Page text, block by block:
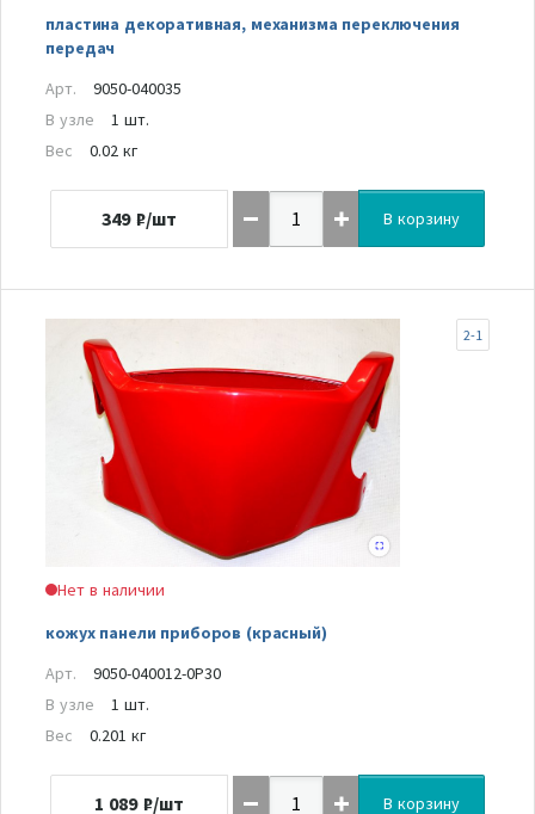
пластина декоративная, механизма переключения
передач
Арт.
9050-040035
В узле
1 шт.
Вес
0.02 кг
349 ₽/шт В корзину
Нет в наличии
кожух панели приборов (красный)
2-1
Арт.
9050-040012-0P30
В узле
1 шт.
Вес
0.201 кг
1 089 ₽/шт В корзину